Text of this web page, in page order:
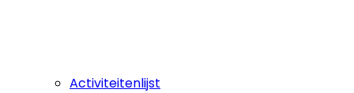
Activiteitenlijst